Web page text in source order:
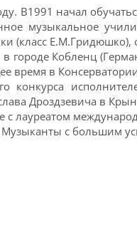
В1991 начал
музыкальное
(класс
Кобленц
время в
конкурса
Дроздзевича в
с лауреатом
с большим